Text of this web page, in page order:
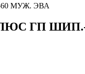
МУЖ. ЭВА
ГП